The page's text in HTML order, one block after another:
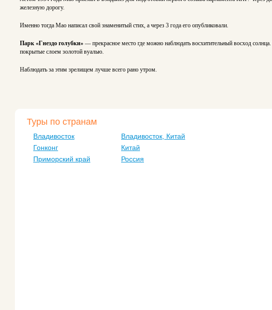
железную дорогу.
Именно тогда Мао написал свой знаменитый стих, а через 3 года его опубликовали.
Парк «Гнездо голубки» — прекрасное место где можно наблюдать восхитительный восход
покрытые слоем золотой вуалью.
Наблюдать за этим зрелищем лучше всего рано утром.
Туры по странам
Владивосток
Владивосток, Китай
Гонконг
Китай
Приморский край
Россия